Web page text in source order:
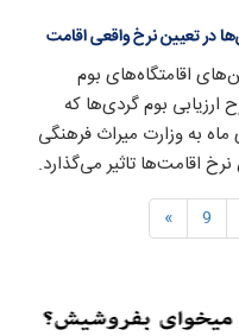
در تعیین نرخ واقعی اقامت
اقامتگاه‌های بوم
بوم گردی‌ها که
به وزارت میراث فرهنگی
اقامت‌ها تاثیر می‌گذارد.
9
»